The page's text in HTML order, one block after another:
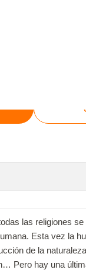
las religiones
Esta vez la
de la
Pero hay una